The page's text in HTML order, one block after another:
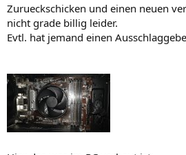
Zurueckschicken und einen neuen
nicht grade billig leider.
Evtl. hat jemand einen